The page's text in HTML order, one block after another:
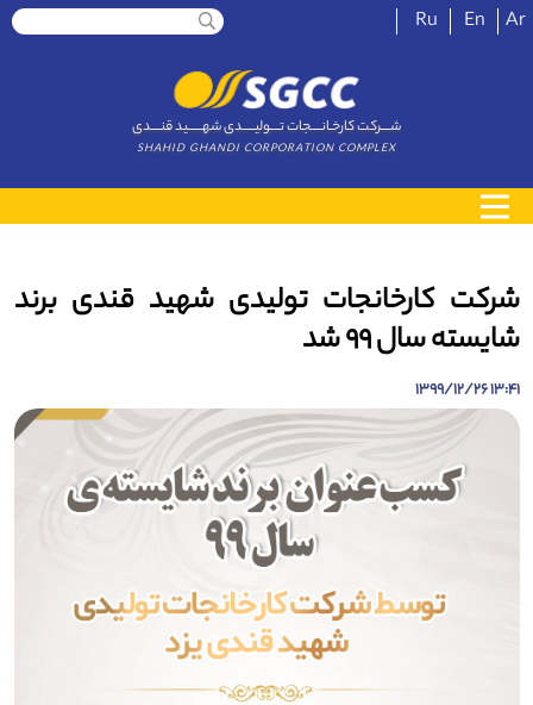
Ar
En
Ru
شــــرکت کارخـانــــجات تــــولیـــــدی شهــــــید قنــــدی
SHAHID GHANDI CORPORATION COMPLEX
شرکت کارخانجات تولیدی شهید قندی برند
شایسته‌ سال 99 شد
13:41 1399/12/26